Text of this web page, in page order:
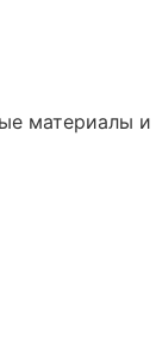
материалы и